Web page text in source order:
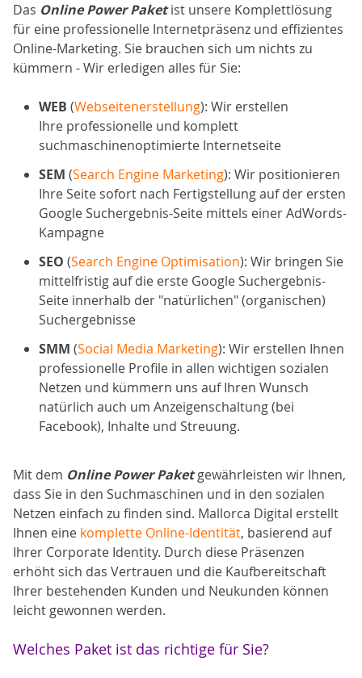
Das Online Power Paketist unsere Komplettlösung
für eine professionelle Internetpräsenz und effizientes
Online-Marketing. Sie brauchen sich um nichts zu
kümmern - Wir erledigen alles für Sie:
WEB (Webseitenerstellung): Wir erstellen
Ihre professionelle und komplett
suchmaschinenoptimierte Internetseite
SEM (Search Engine Marketing): Wir positionieren
Ihre Seite sofort nach Fertigstellung auf der ersten
Google Suchergebnis-Seite mittels einer AdWords-
Kampagne
SEO (Search Engine Optimisation): Wir bringen Sie
mittelfristig auf die erste Google Suchergebnis-
Seite innerhalb der "natürlichen" (organischen)
Suchergebnisse
SMM (Social Media Marketing): Wir erstellen Ihnen
professionelle Profile in allen wichtigen sozialen
Netzen und kümmern uns auf Ihren Wunsch
natürlich auch um Anzeigenschaltung (bei
Facebook), Inhalte und Streuung.
Mit dem Online Power Paketgewährleisten wir Ihnen,
dass Sie in den Suchmaschinen und in den sozialen
Netzen einfach zu finden sind. Mallorca Digital erstellt
Ihnen eine komplette Online-Identität, basierend auf
Ihrer Corporate Identity. Durch diese Präsenzen
erhöht sich das Vertrauen und die Kaufbereitschaft
Ihrer bestehenden Kunden und Neukunden können
leicht gewonnen werden.
Welches Paket ist das richtige für Sie?